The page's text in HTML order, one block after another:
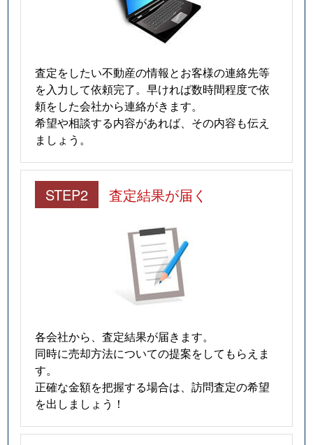
査定をしたい不動産の情報とお客様の連絡先等
を入力して依頼完了。早ければ数時間程度で依
頼をした会社から連絡がきます。
希望や相談する内容があれば、その内容も伝え
ましょう。
STEP2 査定結果が届く
各会社から、査定結果が届きます。
同時に売却方法についての提案をしてもらえま
す。
正確な金額を把握する場合は、訪問査定の希望
を出しましょう！